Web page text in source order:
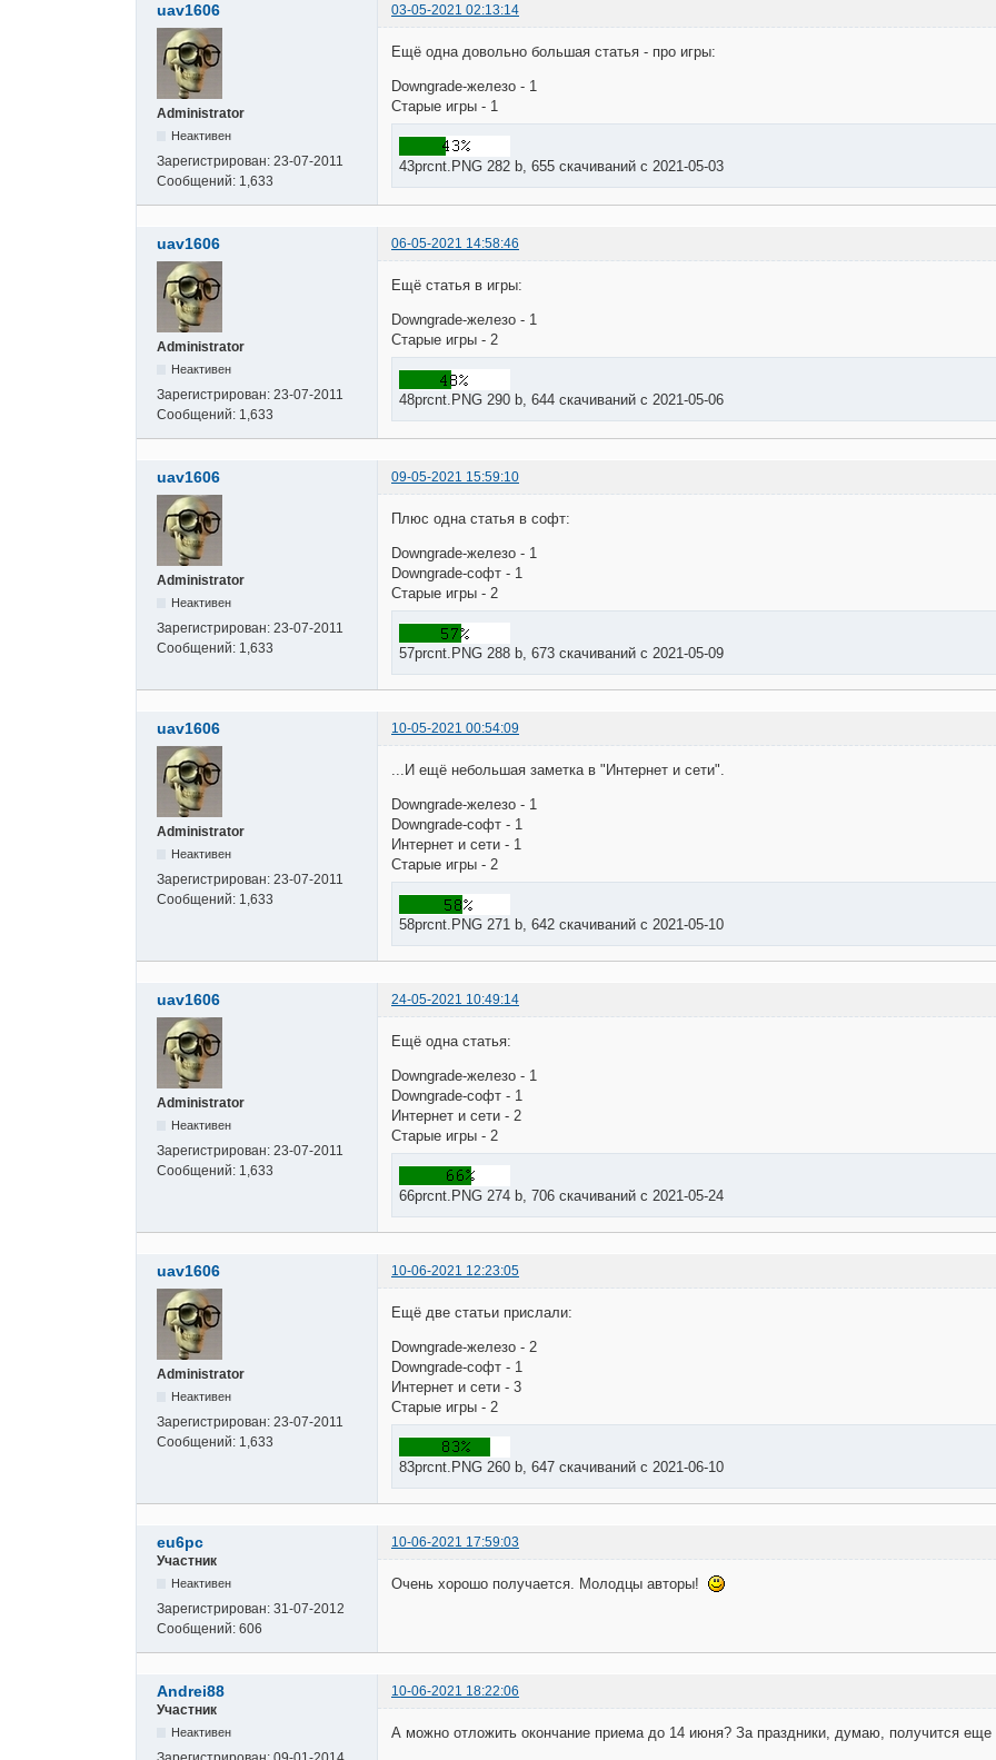
uav1606 03-05-2021 02:13:14
Administrator
Неактивен
Зарегистрирован: 23-07-2011
Сообщений: 1,633
Ещё одна довольно большая статья - про игры:
Downgrade-железо - 1
Старые игры - 1
43prcnt.PNG 282 b, 655 скачиваний с 2021-05-03
uav1606 06-05-2021 14:58:46
Administrator
Неактивен
Зарегистрирован: 23-07-2011
Сообщений: 1,633
Ещё статья в игры:
Downgrade-железо - 1
Старые игры - 2
48prcnt.PNG 290 b, 644 скачиваний с 2021-05-06
uav1606 09-05-2021 15:59:10
Administrator
Неактивен
Зарегистрирован: 23-07-2011
Сообщений: 1,633
Плюс одна статья в софт:
Downgrade-железо - 1
Downgrade-софт - 1
Старые игры - 2
57prcnt.PNG 288 b, 673 скачиваний с 2021-05-09
uav1606 10-05-2021 00:54:09
Administrator
Неактивен
Зарегистрирован: 23-07-2011
Сообщений: 1,633
...И ещё небольшая заметка в "Интернет и сети".
Downgrade-железо - 1
Downgrade-софт - 1
Интернет и сети - 1
Старые игры - 2
58prcnt.PNG 271 b, 642 скачиваний с 2021-05-10
uav1606 24-05-2021 10:49:14
Administrator
Неактивен
Зарегистрирован: 23-07-2011
Сообщений: 1,633
Ещё одна статья:
Downgrade-железо - 1
Downgrade-софт - 1
Интернет и сети - 2
Старые игры - 2
66prcnt.PNG 274 b, 706 скачиваний с 2021-05-24
uav1606 10-06-2021 12:23:05
Administrator
Неактивен
Зарегистрирован: 23-07-2011
Сообщений: 1,633
Ещё две статьи прислали:
Downgrade-железо - 2
Downgrade-софт - 1
Интернет и сети - 3
Старые игры - 2
83prcnt.PNG 260 b, 647 скачиваний с 2021-06-10
eu6pc
10-06-2021 17:59:03
Участник
Неактивен
Зарегистрирован: 31-07-2012
Сообщений: 606
Очень хорошо получается. Молодцы авторы!
Andrei88
10-06-2021 18:22:06
Участник
Неактивен А можно отложить окончание приема до 14 июня? За праздники, думаю, получится еще